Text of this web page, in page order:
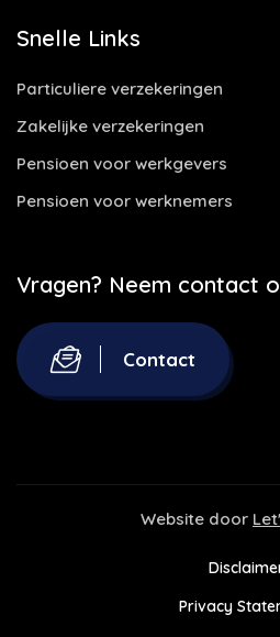
Snelle Links
Particuliere verzekeringen
Zakelijke verzekeringen
Pensioen voor werkgevers
Pensioen voor werknemers
Vragen? Neem contact
Contact
Website door
Privacy